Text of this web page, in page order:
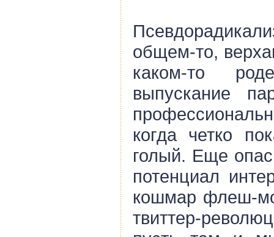
общем-то,
каком-то
выпускание
когда четко
голый. Еще
потенциал
кошмар флеш-
твиттер-